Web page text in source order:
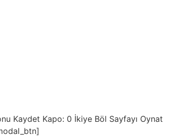
Kaydet Kapo: 0 İkiye Böl Sayfayı Oynat